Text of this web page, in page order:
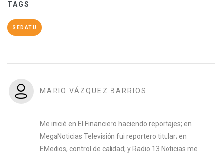
TAGS
SEDATU
MARIO VÁZQUEZ BARRIOS
Me inicié en El Financiero haciendo reportajes; en
MegaNoticias Televisión fui reportero titular; en
EMedios, control de calidad; y Radio 13 Noticias me